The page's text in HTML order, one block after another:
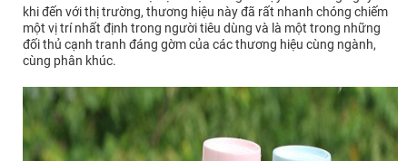
khi đến với thị trường, thương hiệu này đã rất nhanh chóng chiếm
một vị trí nhất định trong người tiêu dùng và là một trong những
đối thủ cạnh tranh đáng gờm của các thương hiệu cùng ngành,
cùng phân khúc.